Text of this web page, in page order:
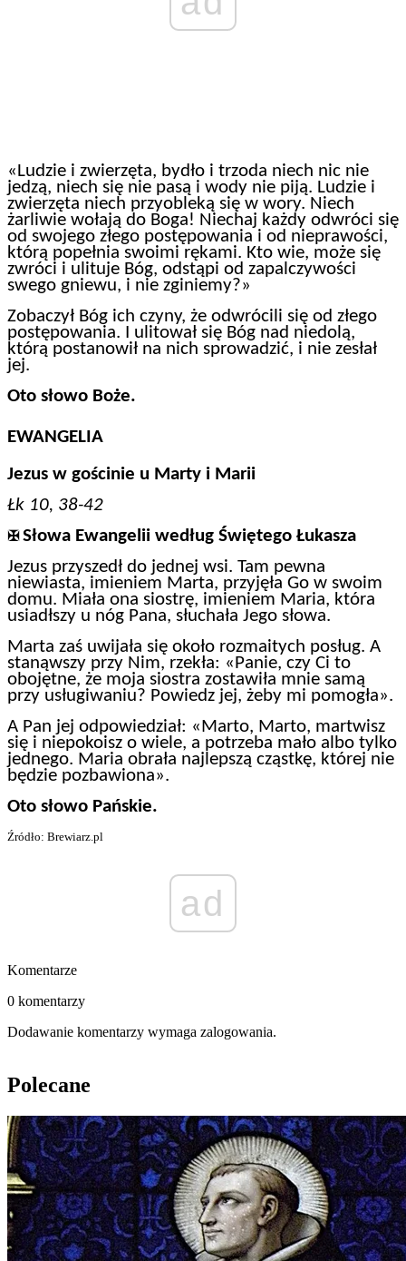
«Ludzie i zwierzęta, bydło i trzoda niech nic nie
jedzą, niech się nie pasą i wody nie piją. Ludzie i
zwierzęta niech przyobleką się w wory. Niech
żarliwie wołają do Boga! Niechaj każdy odwróci się
od swojego złego postępowania i od nieprawości,
którą popełnia swoimi rękami. Kto wie, może się
zwróci i ulituje Bóg, odstąpi od zapalczywości
swego gniewu, i nie zginiemy?»
Zobaczył Bóg ich czyny, że odwrócili się od złego
postępowania. I ulitował się Bóg nad niedolą,
którą postanowił na nich sprowadzić, i nie zesłał
jej.
Oto słowo Boże.
EWANGELIA
Jezus w gościnie u Marty i Marii
Łk 10, 38-42
✠ Słowa Ewangelii według Świętego Łukasza
Jezus przyszedł do jednej wsi. Tam pewna
niewiasta, imieniem Marta, przyjęła Go w swoim
domu. Miała ona siostrę, imieniem Maria, która
usiadłszy u nóg Pana, słuchała Jego słowa.
Marta zaś uwijała się około rozmaitych posług. A
stanąwszy przy Nim, rzekła: «Panie, czy Ci to
obojętne, że moja siostra zostawiła mnie samą
przy usługiwaniu? Powiedz jej, żeby mi pomogła».
A Pan jej odpowiedział: «Marto, Marto, martwisz
się i niepokoisz o wiele, a potrzeba mało albo tylko
jednego. Maria obrała najlepszą cząstkę, której nie
będzie pozbawiona».
Oto słowo Pańskie.
Źródło: Brewiarz.pl
ad
Komentarze
0 komentarzy
Dodawanie komentarzy wymaga zalogowania.
Polecane